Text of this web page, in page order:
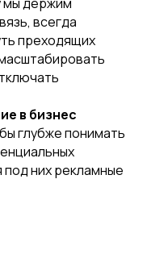
всегда
преходящих
в бизнес
глубже понимать
них рекламные